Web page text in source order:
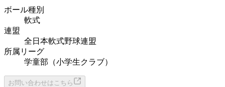
ボール種別
軟式
連盟
全日本軟式野球連盟
所属リーグ
学童部（小学生クラブ）
お問い合わせはこちら